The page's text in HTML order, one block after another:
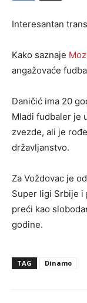
Interesantan
Kako saznaje
angažovaće
Daničić ima 20
Mladi fudbaler je
zvezde, ali je
državljanstvo.
Za Voždovac je
Super ligi Srbije i
preći kao
godine.
TAG Dinamo